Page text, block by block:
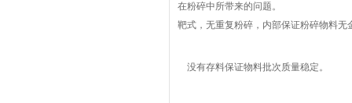
在粉碎中所带来的问题。
靶式，无重复粉碎，内部保证粉碎物料无
没有存料保证物料批次质量稳定。